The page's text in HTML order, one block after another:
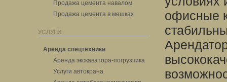
Продажа цемента навалом
Продажа цемента в мешках
УСЛУГИ
Аренда спецтехники
Аренда экскаватора-погрузчика
Услуги автокрана
офисные